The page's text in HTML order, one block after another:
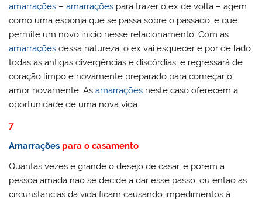
amarrações –amarrações para trazer o ex de volta – agem
como uma esponja que se passa sobre o passado, e que
permite um novo inicio nesse relacionamento. Com as
amarrações dessa natureza, o ex vai esquecer e por de lado
todas as antigas divergências e discórdias, e regressará de
coração limpo e novamente preparado para começar o
amor novamente. Asamarrações neste caso oferecem a
oportunidade de uma nova vida.
7
Amarrações para o casamento
Quantas vezes é grande o desejo de casar, e porem a
pessoa amada não se decide a dar esse passo, ou então as
circunstancias da vida ficam causando impedimentos á